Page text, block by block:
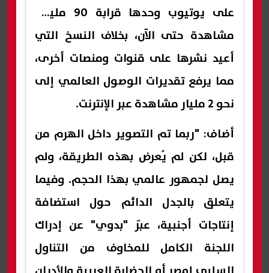
على يوتيوب وحدها قرابة 90 مليون
مشاهدة حتى الآن، بخلاف النسخ التي
أعيد نشرها على قنوات ومنصات أخرى،
مما يرفع تقديرات الوصول العالمي إلى
نحو 2 مليار مشاهدة عبر الإنترنت.
أضاف: "ربما تم التصوير داخل الهرم من
قبل، لكن لم يُعرض بهذه الطريقة، ولم
يصل لجمهور عالمي بهذا الحجم. وفيما
يتعلق بالجدل الدائم حول استضافة
إنتاجات أجنبية، عبّر "بدوي" عن إدراك
اللجنة الكامل للمخاوف من التناول